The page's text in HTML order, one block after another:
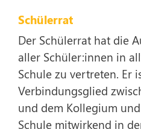
Schülerrat
Der Schülerrat hat die
aller Schüler:innen in
Schule zu vertreten. Er
Verbindungsglied
und dem Kollegium
Schule mitwirkend in